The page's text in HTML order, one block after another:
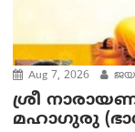
Aug 7, 2026
ശ്രീ
മഹാഗുരു